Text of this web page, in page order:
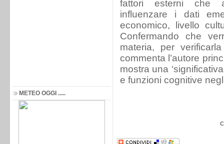
METEO OGGI .....
fattori esterni che
influenzare i dati
economico, livello
Confermando che
materia, per
commenta l’autore
mostra una
e funzioni cognitive